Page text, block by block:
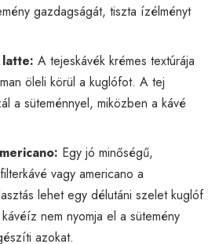
gazdagságát, tiszta ízélményt
latte: A tejeskávék krémes textúrája
öleli körül a kuglófot. A tej
a süteménnyel, miközben a kávé
Egy jó minőségű,
vagy americano a
lehet egy délutáni szelet kuglóf
nem nyomja el a sütemény
azokat.